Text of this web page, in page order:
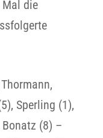
die
Sperling (1),
(8) –